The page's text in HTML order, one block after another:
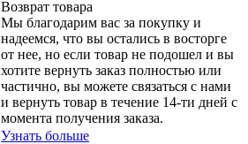
Возврат товара
Мы благодарим вас за покупку и
надеемся, что вы остались в восторге
от нее, но если товар не подошел и вы
хотите вернуть заказ полностью или
частично, вы можете связаться с нами
и вернуть товар в течение 14-ти дней с
момента получения заказа.
Узнать больше